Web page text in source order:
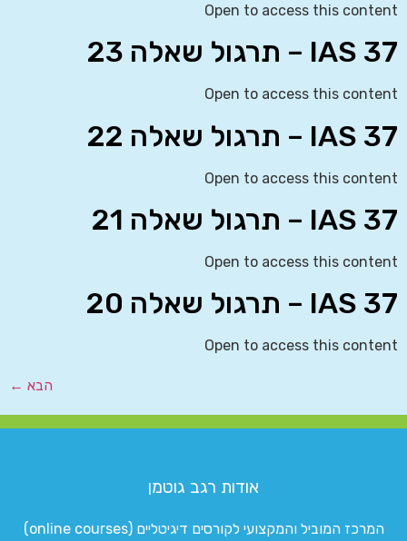
Open to access this content
IAS 37 – תרגול שאלה 23
Open to access this content
IAS 37 – תרגול שאלה 22
Open to access this content
IAS 37 – תרגול שאלה 21
Open to access this content
IAS 37 – תרגול שאלה 20
Open to access this content
הבא ←
אודות רגב גוטמן
המרכז המוביל והמקצועי לקורסים דיגיטליים (online courses)